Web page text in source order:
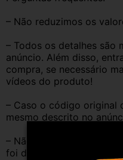
– Não reduzimos os
– Todos os detalhes são
anúncio. Além disso,
compra, se necessário
vídeos do produto!
– Caso o código original
mesmo descrito no
– Não temos informação
foi desmontado. No